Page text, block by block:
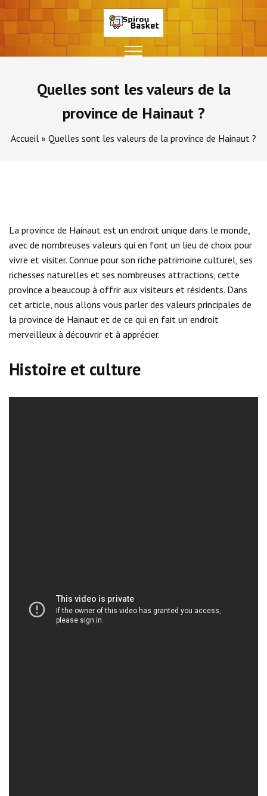
Skip
to
content
Spirou
Basket
Site Fan
Quelles sont les valeurs de la
province de Hainaut ?
Accueil » Quelles sont les valeurs de la province de Hainaut ?
La province de Hainaut est un endroit unique dans le monde,
avec de nombreuses valeurs qui en font un lieu de choix pour
vivre et visiter. Connue pour son riche patrimoine culturel, ses
richesses naturelles et ses nombreuses attractions, cette
province a beaucoup à offrir aux visiteurs et résidents. Dans
cet article, nous allons vous parler des valeurs principales de
la province de Hainaut et de ce qui en fait un endroit
merveilleux à découvrir et à apprécier.
Histoire et culture